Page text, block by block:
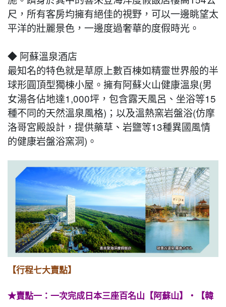
尺，所有客房均擁有絕佳的視野，可以一邊眺望太
平洋的壯麗景色，一邊度過奢華的度假時光。
◆ 阿蘇溫泉酒店
最知名的特色就是草原上數百棟如精靈世界般的半
球形圓頂型獨棟小屋。擁有阿蘇火山健康溫泉(男
女湯各佔地達1,000坪，包含露天風呂、坐浴等15
種不同的天然溫泉風格)；以及溫熱窯岩盤浴(仿摩
洛哥宮殿設計，提供藥草、岩鹽等13種異國風情
的健康岩盤浴窯洞)。
【行程七大賣點】
★賣點一：一次完成日本三座百名山【阿蘇山】‧【韓